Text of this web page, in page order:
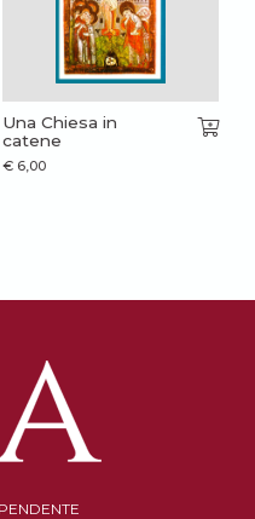
Una Chiesa in
catene
€ 6,00